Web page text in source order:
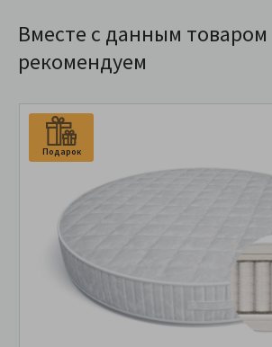
Вместе с данным
рекомендуем
Подарок